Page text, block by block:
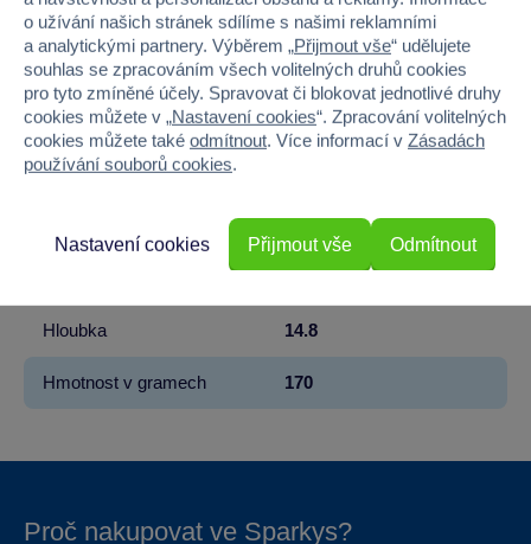
Licence Warner Bros
Řada Harry Potter
Věk od 3
Pohlaví
Hloubka 14.8
Hmotnost v gramech 170
Proč nakupovat ve Sparkys?
o užívání našich stránek sdílíme s našimi reklamními
a analytickými partnery. Výběrem „Přijmout vše“ udělujete
souhlas se zpracováním všech volitelných druhů cookies
pro tyto zmíněné účely. Spravovat či blokovat jednotlivé druhy
cookies můžete v „Nastavení cookies“. Zpracování volitelných
cookies můžete také odmítnout. Více informací v Zásadách
používání souborů cookies.
Odmítnout
Nastavení cookies Přijmout vše